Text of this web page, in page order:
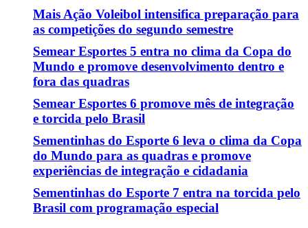
Mais Ação Voleibol intensifica preparação para
as competições do segundo semestre
Semear Esportes 5 entra no clima da Copa do
Mundo e promove desenvolvimento dentro e
fora das quadras
Semear Esportes 6 promove mês de integração
e torcida pelo Brasil
Sementinhas do Esporte 6 leva o clima da Copa
do Mundo para as quadras e promove
experiências de integração e cidadania
Sementinhas do Esporte 7 entra na torcida pelo
Brasil com programação especial